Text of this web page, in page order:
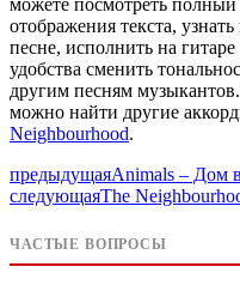
можете посмотреть
отображения текста,
песне, исполнить на
удобства сменить
другим песням
можно найти другие
Neighbourhood.
предыдущаяAnimals – Дом
следующаяThe
ЧАСТЫЕ ВОПРОСЫ